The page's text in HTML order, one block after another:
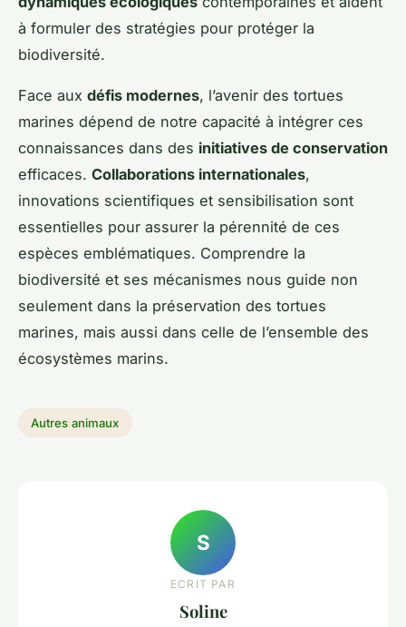
à formuler des stratégies pour protéger la
biodiversité.
Face aux défis modernes, l’avenir des tortues
marines dépend de notre capacité à intégrer ces
connaissances dans des initiatives de conservation
efficaces. Collaborations internationales,
innovations scientifiques et sensibilisation sont
essentielles pour assurer la pérennité de ces
espèces emblématiques. Comprendre la
biodiversité et ses mécanismes nous guide non
seulement dans la préservation des tortues
marines, mais aussi dans celle de l’ensemble des
écosystèmes marins.
Autres animaux
S
ECRIT PAR
Soline